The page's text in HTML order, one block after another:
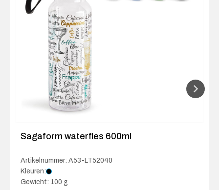
Sagaform waterfles 600ml
Artikelnummer: A53-LT52040
Kleuren:
Gewicht: 100 g